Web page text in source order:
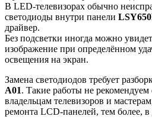
В LED-телевизорах обычно
светодиоды внутри панели
драйвер.
Без подсветки иногда можно
изображение при определённом
освещения на экран.
Замена светодиодов требует
A01. Такие работы не рекомендуем
владельцам телевизоров и
ремонта LCD-панелей, тем более,